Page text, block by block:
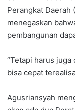
Perangkat Daerah
menegaskan
pembangunan
“Tetapi harus
bisa cepat
Agusriansyah